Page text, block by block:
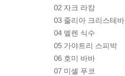
02 자크 라캉
03 줄리아 크리스테바
04 엘렌 식수
05 가야트리 스피박
06 호미 바바
07 미셸 푸코